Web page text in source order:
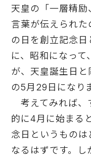
天皇の「一層精
言葉が伝えられた
の日を創立記念日
に、昭和になっ
が、天皇誕生日と
の5月29日になり
考えてみれば、
的に4月に始まる
念日というものは
なるはずです。し